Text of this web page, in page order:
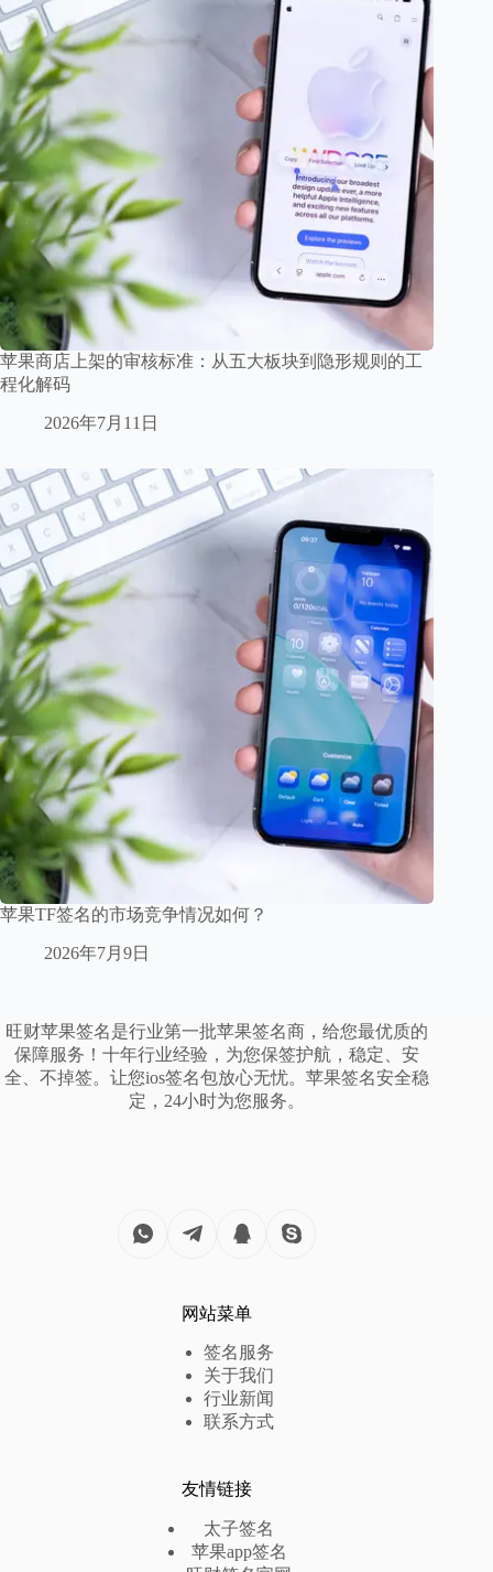
苹果商店上架的审核标准：从五大板块到隐形规则的工
程化解码
2026年7月11日
苹果TF签名的市场竞争情况如何？
2026年7月9日
旺财苹果签名是行业第一批苹果签名商，给您最优质的
保障服务！十年行业经验，为您保签护航，稳定、安
全、不掉签。让您ios签名包放心无忧。苹果签名安全稳
定，24小时为您服务。
网站菜单
签名服务
关于我们
行业新闻
联系方式
友情链接
太子签名
苹果app签名